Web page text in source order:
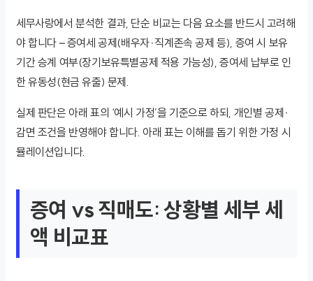
세무사랑에서 분석한 결과, 단순 비교는 다음 요소를 반드시 고려해
야 합니다 – 증여세 공제(배우자·직계존속 공제 등), 증여 시 보유
기간 승계 여부(장기보유특별공제 적용 가능성), 증여세 납부로 인
한 유동성(현금 유출) 문제.
실제 판단은 아래 표의 ‘예시 가정’을 기준으로 하되, 개인별 공제·
감면 조건을 반영해야 합니다. 아래 표는 이해를 돕기 위한 가정 시
뮬레이션입니다.
증여 vs 직매도: 상황별 세부 세
액 비교표